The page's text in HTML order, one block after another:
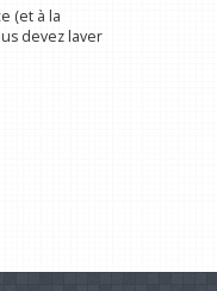
(et à la
devez laver